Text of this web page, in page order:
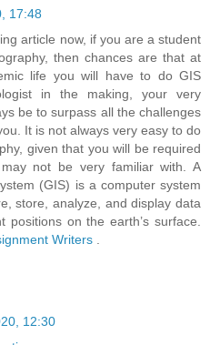
17:48
article now, if you are a student
then chances are that at
life you will have to do GIS
in the making, your very
be to surpass all the challenges
It is not always very easy to do
given that you will be required
not be very familiar with. A
(GIS) is a computer system
store, analyze, and display data
on the earth’s surface.
Writers
12:30